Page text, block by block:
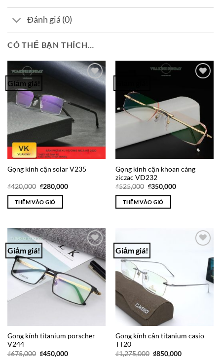
Đánh giá (0)
CÓ THỂ BẠN THÍCH…
Giảm giá!
Add to
Wishlist
Gọng kính cận solar V235
₫420,000 Giá
là:
₫420,000.
₫280,000Giá
THÊM VÀO GIỎ
Gọng kính cận khoan càng
ziczac VD232
₫525,000 Giá
là:
₫525,000.
₫350,000Giá
THÊM VÀO GIỎ
Giảm giá!
Add to
Wishlist
Gọng kính titanium porscher
V244
₫675,000 Giá
₫450,000Giá
Giảm giá!
Wishlist
Gọng kính cận titanium casio
TT20
₫1,275,000 Giá
₫850,000Giá